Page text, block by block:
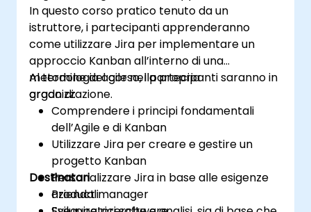
In questo corso pratico tenuto da un
istruttore, i partecipanti apprenderanno
come utilizzare Jira per implementare un
approccio Kanban all’interno di una
metodologia agile nella propria
organizzazione.
Al termine del corso, i partecipanti saranno in
grado di:
Comprendere i principi fondamentali
dell’Agile e di Kanban
Utilizzare Jira per creare e gestire un
progetto Kanban
Personalizzare Jira in base alle esigenze
aziendali
Destinatari
Product manager